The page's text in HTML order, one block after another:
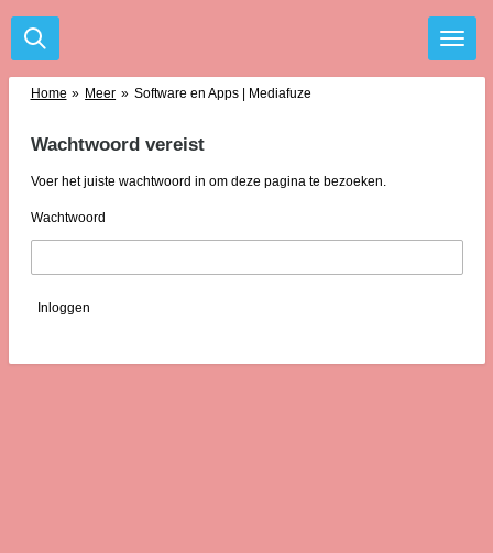
Ga
direct
Home » Meer » Software en Apps | Mediafuze
Wachtwoord vereist
Voer het juiste wachtwoord in om deze pagina te bezoeken.
Wachtwoord
Inloggen